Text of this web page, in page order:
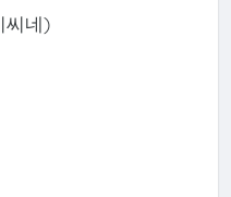
씨네)